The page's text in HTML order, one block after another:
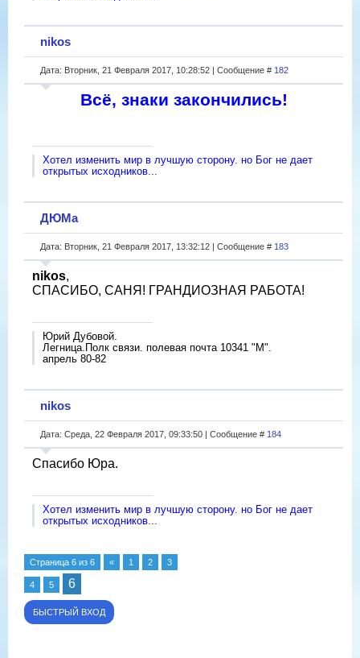
nikos
Дата: Вторник, 21 Февраля 2017, 10:28:52 | Сообщение # 182
Всё, знаки закончились!
Хотел изменить мир в лучшую сторону. но Бог не дает
открытых исходников...
ДЮМа
Дата: Вторник, 21 Февраля 2017, 13:32:12 | Сообщение # 183
nikos,
СПАСИБО, САНЯ! ГРАНДИОЗНАЯ РАБОТА!
Юрий Дубовой.
Легница.Полк связи. полевая почта 10341 "М".
апрель 80-82
nikos
Дата: Среда, 22 Февраля 2017, 09:33:50 | Сообщение # 184
Спасибо Юра.
Хотел изменить мир в лучшую сторону. но Бог не дает
открытых исходников...
Страница 6 из 6 « 1 2 3
4 5 6